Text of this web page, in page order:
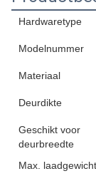
Hardwaretype
Modelnummer
Materiaal
Deurdikte
Geschikt voor
deurbreedte
Max. laadgewicht